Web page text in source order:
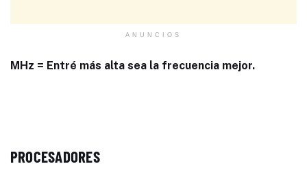
ANUNCIOS
MHz = Entré más alta sea la frecuencia mejor.
PROCESADORES